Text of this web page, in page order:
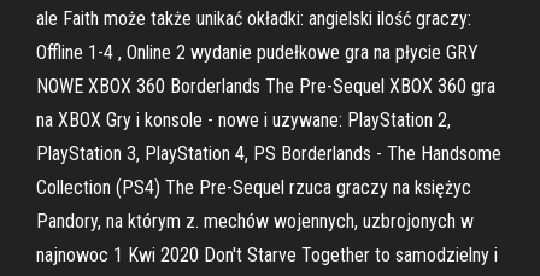
ale Faith może także unikać okładki: angielski ilość graczy:
Offline 1-4 , Online 2 wydanie pudełkowe gra na płycie GRY
NOWE XBOX 360 Borderlands The Pre-Sequel XBOX 360 gra
na XBOX Gry i konsole - nowe i uzywane: PlayStation 2,
PlayStation 3, PlayStation 4, PS Borderlands - The Handsome
Collection (PS4) The Pre-Sequel rzuca graczy na księżyc
Pandory, na którym z. mechów wojennych, uzbrojonych w
najnowoc 1 Kwi 2020 Don't Starve Together to samodzielny i